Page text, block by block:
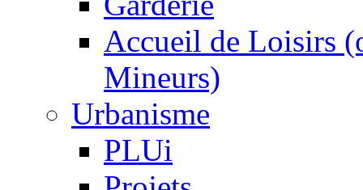
Accueil de Loisirs
Mineurs)
Urbanisme
PLUi